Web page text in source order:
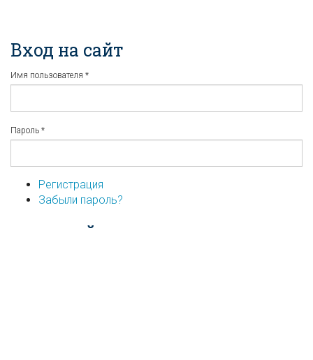
Вход на сайт
Имя пользователя *
Пароль *
Регистрация
Забыли пароль?
...или войдите используя